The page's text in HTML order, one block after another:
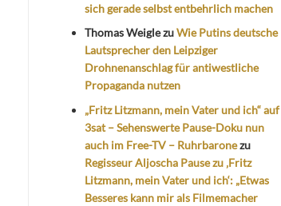
sich gerade selbst entbehrlich machen
Thomas WeiglezuWie Putins deutsche
Lautsprecher den Leipziger
Drohnenanschlag für antiwestliche
Propaganda nutzen
„Fritz Litzmann, mein Vater und ich“ auf
3sat – Sehenswerte Pause-Doku nun
auch im Free-TV – Ruhrbaronezu
Regisseur Aljoscha Pause zu ‚Fritz
Litzmann, mein Vater und ich‘: „Etwas
Besseres kann mir als Filmemacher